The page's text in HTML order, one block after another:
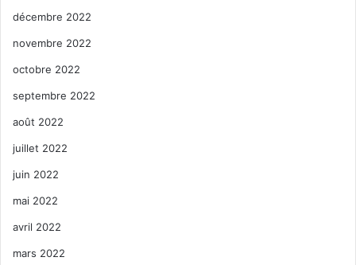
décembre 2022
novembre 2022
octobre 2022
septembre 2022
août 2022
juillet 2022
juin 2022
mai 2022
avril 2022
mars 2022